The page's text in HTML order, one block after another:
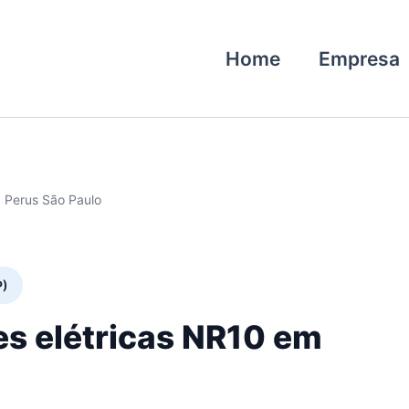
Home Empresa
São Paulo
elétricas NR10 em